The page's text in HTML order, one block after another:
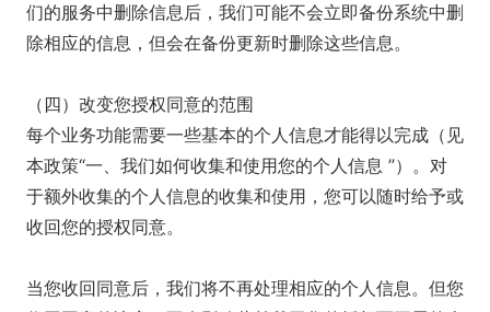
们的服务中删除信息后，我们可能不会立即备份系统中删
除相应的信息，但会在备份更新时删除这些信息。
（四）改变您授权同意的范围
每个业务功能需要一些基本的个人信息才能得以完成（见
本政策“一、我们如何收集和使用您的个人信息 ”）。对
于额外收集的个人信息的收集和使用，您可以随时给予或
收回您的授权同意。
当您收回同意后，我们将不再处理相应的个人信息。但您